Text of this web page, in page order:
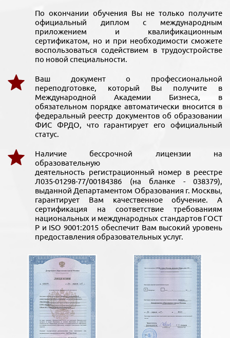
По окончании обучения Вы не только получите
официальный диплом с международным
приложением и квалификационным
сертификатом, но и при необходимости сможете
воспользоваться содействием в трудоустройстве
по новой специальности.
Ваш документ о профессиональной
переподготовке, который Вы получите в
Международной Академии Бизнеса, в
обязательном порядке автоматически вносится в
федеральный реестр документов об образовании
ФИС ФРДО, что гарантирует его официальный
статус.
Наличие бессрочной лицензии на
образовательную
деятельность регистрационный номер в реестре
Л035-01298-77/00184386 (на бланке - 038379),
выданной Департаментом Образования г. Москвы,
гарантирует Вам качественное обучение. А
сертификация на соответствие требованиям
национальных и международных стандартов ГОСТ
Р и ISO 9001:2015 обеспечит Вам высокий уровень
предоставления образовательных услуг.